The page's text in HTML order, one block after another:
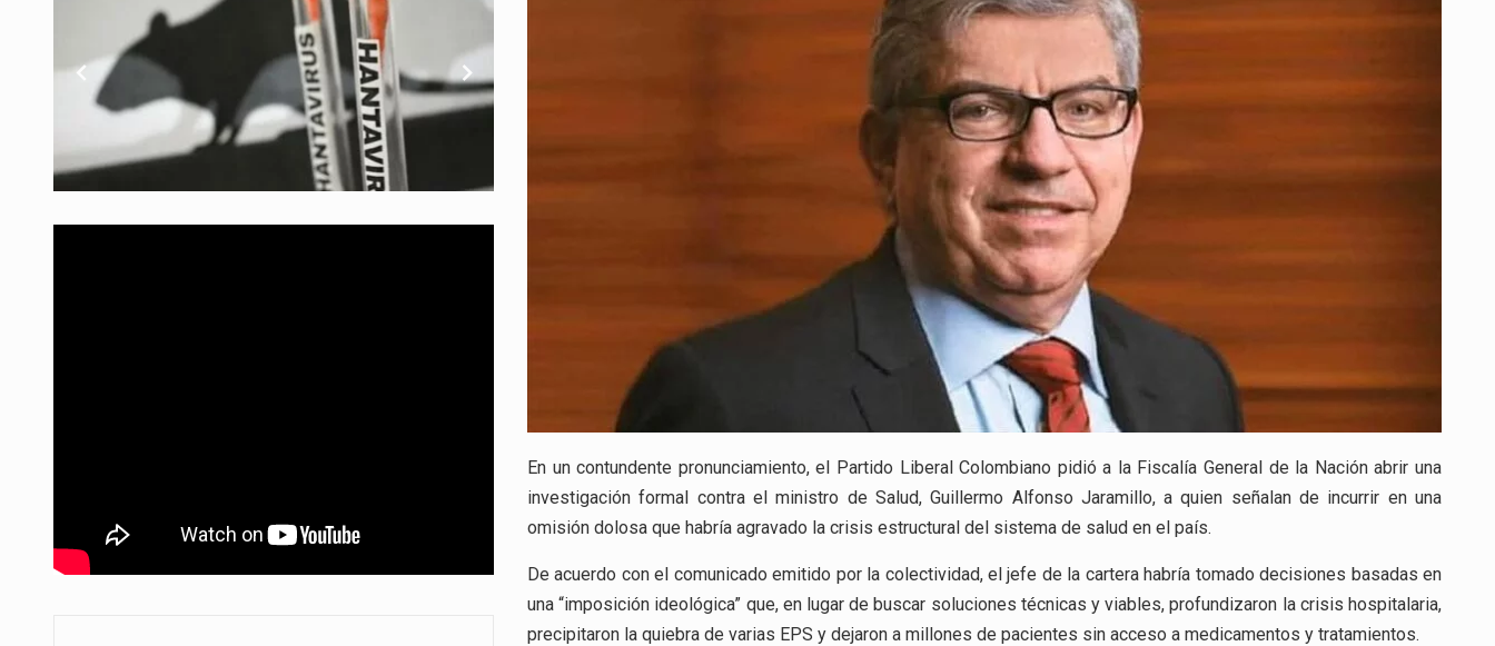
SISTEMA
En un contundente pronunciamiento, el Partido Liberal Colombiano pidió a la Fiscalía General de la Nación abrir una
investigación formal contra el ministro de Salud, Guillermo Alfonso Jaramillo, a quien señalan de incurrir en una
omisión dolosa que habría agravado la crisis estructural del sistema de salud en el país.
De acuerdo con el comunicado emitido por la colectividad, el jefe de la cartera habría tomado decisiones basadas en
una “imposición ideológica” que, en lugar de buscar soluciones técnicas y viables, profundizaron la crisis hospitalaria,
precipitaron la quiebra de varias EPS y dejaron a millones de pacientes sin acceso a medicamentos y tratamientos.